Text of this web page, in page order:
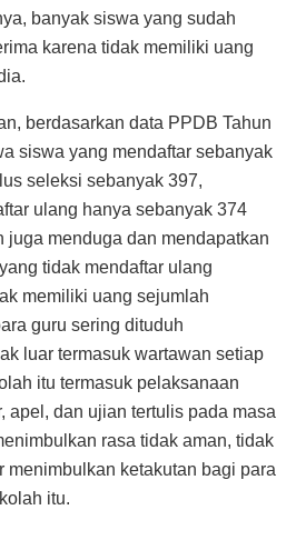
banyak siswa yang sudah
karena tidak memiliki uang
berdasarkan data PPDB Tahun
siswa yang mendaftar sebanyak
seleksi sebanyak 397,
ulang hanya sebanyak 374
juga menduga dan mendapatkan
tidak mendaftar ulang
memiliki uang sejumlah
guru sering dituduh
luar termasuk wartawan setiap
itu termasuk pelaksanaan
apel, dan ujian tertulis pada masa
rasa tidak aman, tidak
menimbulkan ketakutan bagi para
itu.